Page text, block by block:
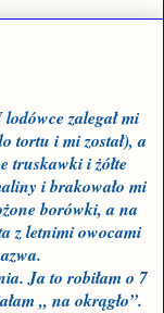
zalegał mi
tortu i mi został), a
truskawki i żółte
i brakowało mi
borówki, a na
z letnimi owocami
Ja to robiłam o 7
„ na okrągło”.